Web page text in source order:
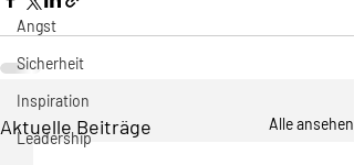
Angst
Sicherheit
Inspiration
Leadership
Aktuelle Beiträge Alle ansehen